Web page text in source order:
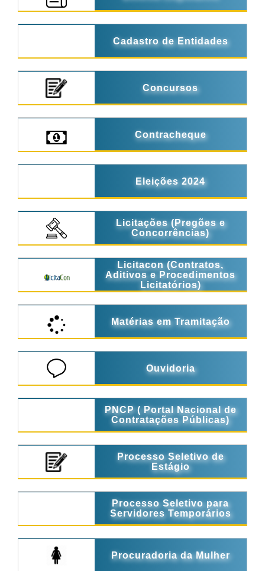
Cadastro de Entidades
Concursos
Contracheque
Eleições 2024
Licitações (Pregões e
Concorrências)
Licitacon (Contratos,
Aditivos e Procedimentos
Licitatórios)
Matérias em Tramitação
Ouvidoria
PNCP ( Portal Nacional de
Contratações Públicas)
Processo Seletivo de
Estágio
Processo Seletivo para
Servidores Temporários
Procuradoria da Mulher